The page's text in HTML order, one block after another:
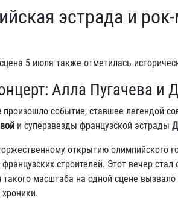
эстрада и
5 июля также отметилась
Алла Пугачева
произошло событие, ставшее легендой
и суперзвезды французской эстрады
открытию олимпийского
строителей. Этот вечер
такого масштаба на одной сцене